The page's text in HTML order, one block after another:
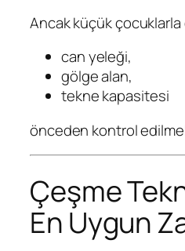
Ancak küçük
can yeleği,
gölge alan,
tekne kapasitesi
önceden kontrol
Çeşme
En Uygun